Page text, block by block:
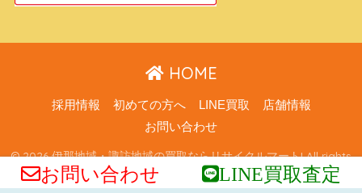
HOME
採用情報 初めての方へ LINE買取
店舗情報
お問い合わせ
© 2026 伊那地域・諏訪地域の買取ならリサイクルマート! All rights
reserved.
お問い合わせ LINE買取査定